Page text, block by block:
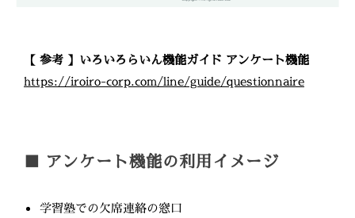
【 参考 】いろいろらいん機能ガイド アンケート機能
https://iroiro-corp.com/line/guide/questionnaire
■ アンケート機能の利用イメージ
学習塾での欠席連絡の窓口